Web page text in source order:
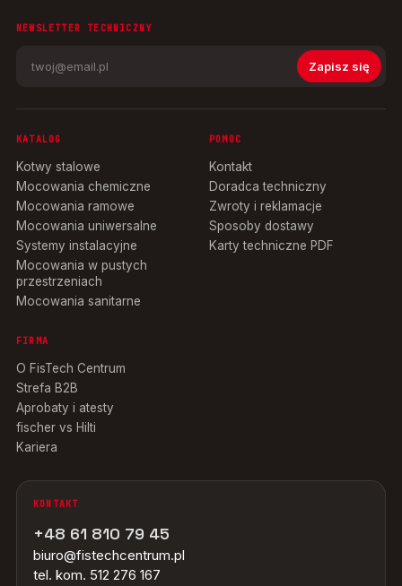
NEWSLETTER TECHNICZNY
Zapisz się
KATALOG
Kotwy stalowe
Mocowania chemiczne
Mocowania ramowe
Mocowania uniwersalne
Systemy instalacyjne
Mocowania w pustych
przestrzeniach
Mocowania sanitarne
POMOC
Kontakt
Doradca techniczny
Zwroty i reklamacje
Sposoby dostawy
Karty techniczne PDF
FIRMA
O FisTech Centrum
Strefa B2B
Aprobaty i atesty
fischer vs Hilti
Kariera
KONTAKT
+48 61 810 79 45
biuro@fistechcentrum.pl
tel. kom. 512 276 167